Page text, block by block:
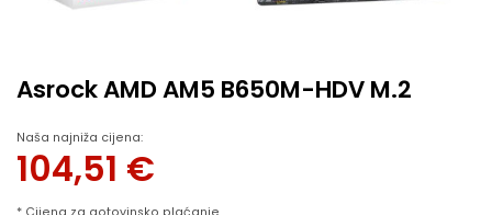
Asrock AMD AM5 B650M-HDV M.2
Naša najniža cijena:
104,51 €